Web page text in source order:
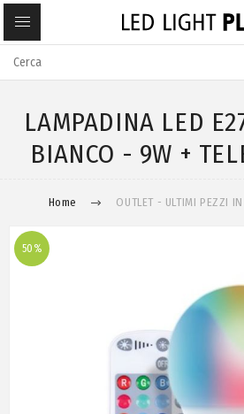
LAMPADINA LED
BIANCO - 9W +
Home OUTLET - ULTIMI PEZZI
50%